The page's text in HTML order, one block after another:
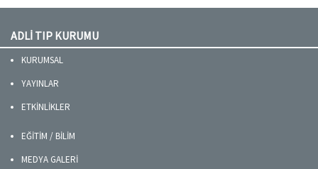
ADLİ TIP KURUMU
KURUMSAL
YAYINLAR
ETKİNLİKLER
EĞİTİM / BİLİM
MEDYA GALERİ